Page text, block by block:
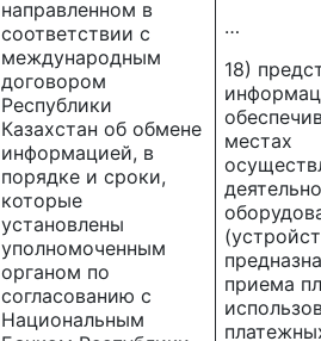
направленном в
соответствии с
международным
договором
Республики
Казахстан об обмене
информацией, в
порядке и сроки,
которые
установлены
уполномоченным
органом по
согласованию с
Национальным
…
18)
местах
приема